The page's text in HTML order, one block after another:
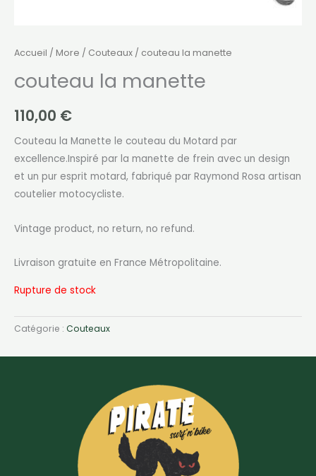
Accueil / More / Couteaux / couteau la manette
couteau la manette
110,00 €
Couteau la Manette le couteau du Motard par
excellence.Inspiré par la manette de frein avec un design
et un pur esprit motard, fabriqué par Raymond Rosa artisan
coutelier motocycliste.
Vintage product, no return, no refund.
Livraison gratuite en France Métropolitaine.
Rupture de stock
Catégorie : Couteaux